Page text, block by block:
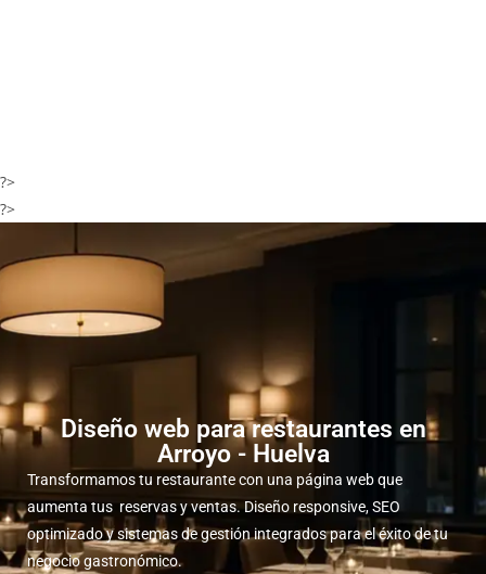
?>
?>
Diseño web para restaurantes en
Arroyo - Huelva
Transformamos tu restaurante con una página web que
aumenta tus reservas y ventas. Diseño responsive, SEO
optimizado y sistemas de gestión integrados para el éxito de tu
negocio gastronómico.